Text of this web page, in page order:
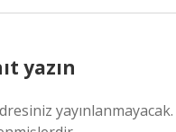
yazın
yayınlanmayacak.